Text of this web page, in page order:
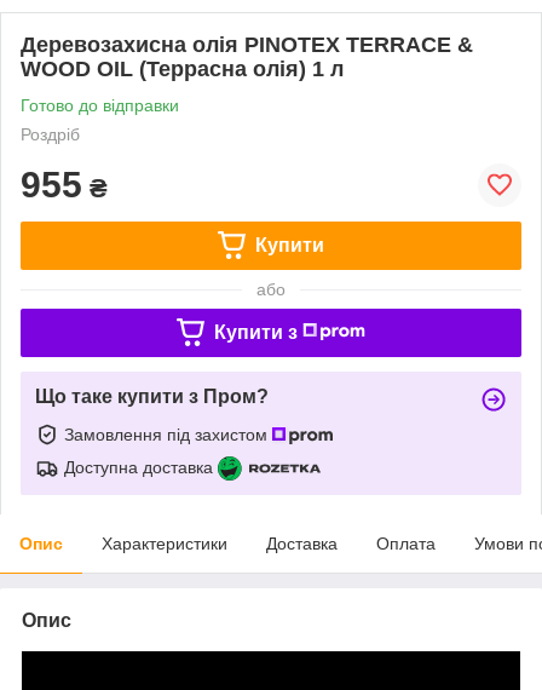
Деревозахисна олія PINOTEX TERRACE &
WOOD OIL (Террасна олія) 1 л
Готово до відправки
Роздріб
955 ₴
Купити
або
Купити з
Що таке купити з Пром?
Замовлення під захистом
Доступна доставка
Опис Характеристики Доставка Оплата Умови
Опис